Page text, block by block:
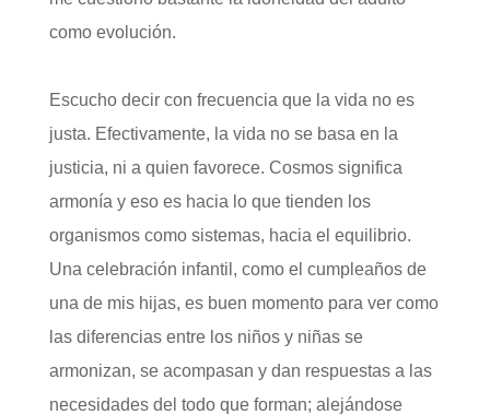
como evolución.
Escucho decir con frecuencia que la vida no es
justa. Efectivamente, la vida no se basa en la
justicia, ni a quien favorece. Cosmos significa
armonía y eso es hacia lo que tienden los
organismos como sistemas, hacia el equilibrio.
Una celebración infantil, como el cumpleaños de
una de mis hijas, es buen momento para ver como
las diferencias entre los niños y niñas se
armonizan, se acompasan y dan respuestas a las
necesidades del todo que forman; alejándose